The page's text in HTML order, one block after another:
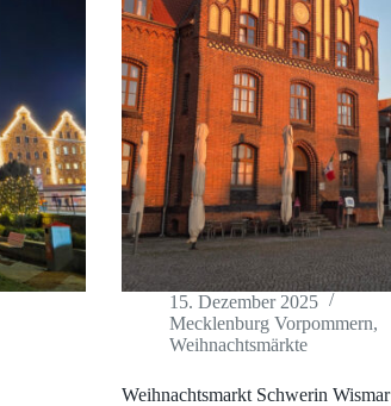
15. Dezember 2025
Mecklenburg Vorpommern,
Weihnachtsmärkte
Weihnachtsmarkt Schwerin Wismar